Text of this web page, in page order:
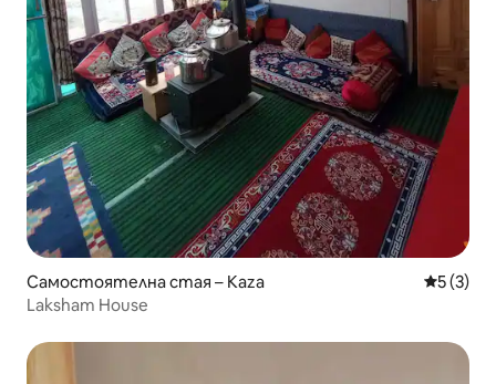
Самостоятелна стая – Kaza Средна
5 (3)
Laksham House